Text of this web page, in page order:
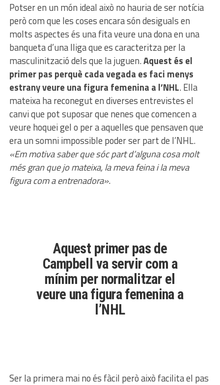
Potser en un món ideal això no hauria de ser notícia
però com que les coses encara són desiguals en
molts aspectes és una fita veure una dona en una
banqueta d’una lliga que es caracteritza per la
masculinització dels que la juguen.Aquest és el
primer pas perquè cada vegada es faci menys
estrany veure una figura femenina a l’NHL. Ella
mateixa ha reconegut en diverses entrevistes el
canvi que pot suposar que nenes que comencen a
veure hoquei gel o per a aquelles que pensaven que
era un somni impossible poder ser part de l’NHL.
«Em motiva saber que sóc part d’alguna cosa molt
més gran que jo mateixa, la meva feina i la meva
figura com a entrenadora».
Aquest primer pas de
Campbell va servir com a
mínim per normalitzar el
veure una figura femenina a
l’NHL
Ser la primera mai no és fàcil però això facilita el pas